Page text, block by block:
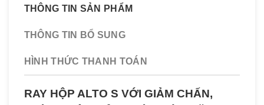
THÔNG TIN SẢN PHẨM
THÔNG TIN BỔ SUNG
HÌNH THỨC THANH TOÁN
RAY HỘP ALTO S VỚI GIẢM CHẤN,